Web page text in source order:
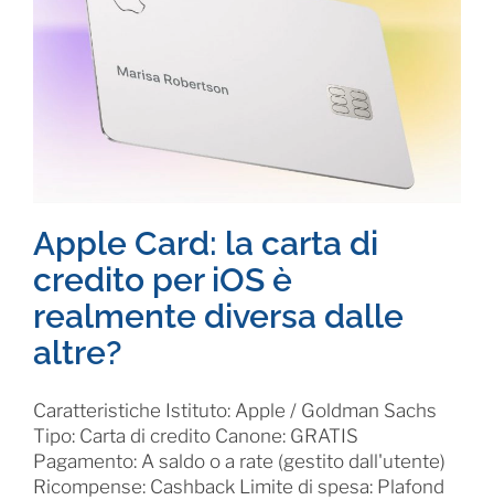
Apple Card: la carta di
credito per iOS è
realmente diversa dalle
altre?
Caratteristiche Istituto: Apple / Goldman Sachs
Tipo: Carta di credito Canone: GRATIS
Pagamento: A saldo o a rate (gestito dall'utente)
Ricompense: Cashback Limite di spesa: Plafond